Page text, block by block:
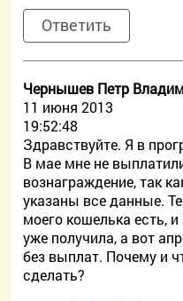
Ответить
Чернышев Петр
11 июня 2013
19:52:48
Здравствуйте. Я в
В мае мне не
вознаграждение, так
указаны все данные.
моего кошелька есть,
уже получила, а вот
без выплат. Почему и
сделать?